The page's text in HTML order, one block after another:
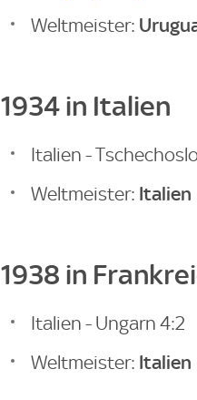
Weltmeister:
1934 in Italien
Italien -
Weltmeister: Italien
1938 in
Italien - Ungarn 4:2
Weltmeister: Italien